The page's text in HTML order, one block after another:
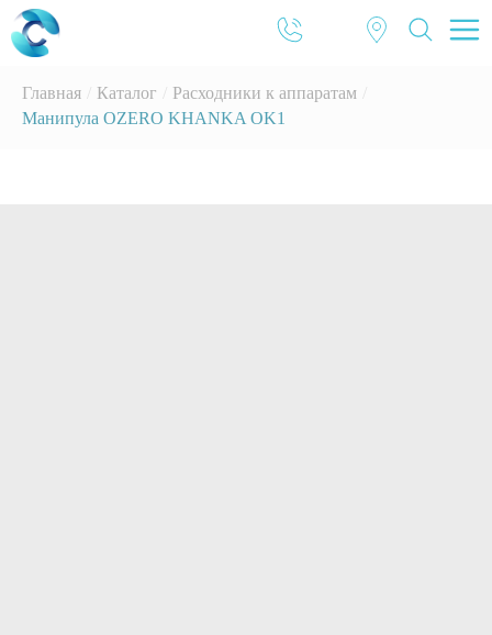
Главная Каталог Расходники к аппаратам
Манипула OZERO KHANKA OK1